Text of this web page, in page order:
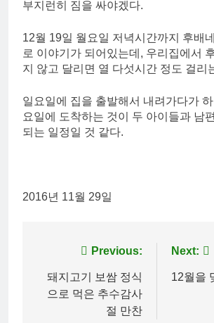
부지런히 짐을 싸야겠다.
12월 19일 월요일 저녁시간까지 후배
로 이야기가 되어있는데, 우리집에서
지 않고 달리면 열 다섯시간 정도 걸리
일요일에 집을 출발해서 내려가다가
요일에 도착하는 것이 두 아이들과 남
되는 일정일 것 같다.
2016년 11월 29일
navigation
Previous:
돼지고기 보쌈 정식
으로 먹은 추수감사
절 만찬
Next:
12월을